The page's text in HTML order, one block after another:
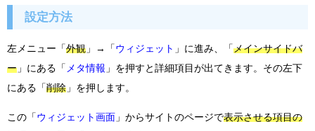
設定方法
左メニュー「 外観 」→「 ウィジェット 」に進み、「 メインサイドバ
ー 」にある「 メタ情報 」を押すと詳細項目が出てきます。その左下
にある「 削除 」を押します。
この「 ウィジェット画面 」からサイトのページで表示させる項目の